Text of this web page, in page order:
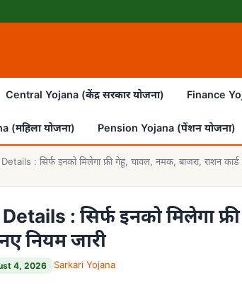
Central Yojana (केंद्र सरकार योजना) Finance
(महिला योजना) Pension Yojana (पेंशन योजना)
: सिर्फ इनको मिलेगा फ्री गेहूं, चावल, नमक, बाजरा, राशन कार्ड
: सिर्फ इनको मिलेगा
नियम जारी
4, 2026 Sarkari Yojana